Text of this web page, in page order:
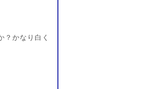
？かなり白く